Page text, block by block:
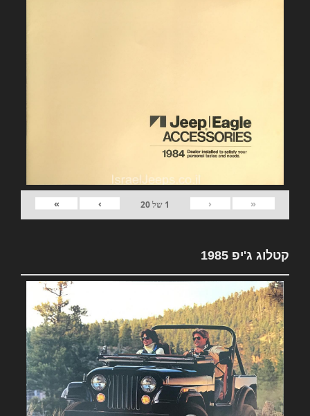
«
‹
1 של20
›
»
קטלוג ג'יפ 1985